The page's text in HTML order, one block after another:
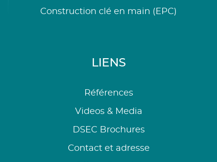
Construction clé en main (EPC)
LIENS
Références
Videos & Media
DSEC Brochures
Contact et adresse